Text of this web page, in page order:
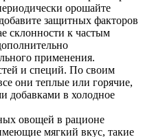
орошайте
защитных факторов
склонности к частым
применения.
и специй. По своим
они теплые или горячие,
добавками в холодное
овощей в рационе
мягкий вкус, такие